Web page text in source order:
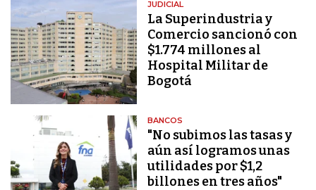
JUDICIAL
La Superindustria y
Comercio sancionó con
$1.774 millones al
Hospital Militar de
Bogotá
BANCOS
"No subimos las tasas y
aún así logramos unas
utilidades por $1,2
billones en tres años"